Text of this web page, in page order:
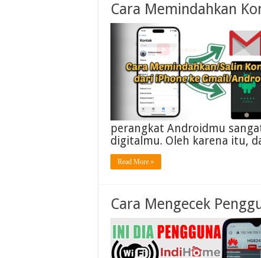
Cara Memindahkan
perangkat Androidmu
digitalmu. Oleh karena itu,
Read More »
Cara Mengecek